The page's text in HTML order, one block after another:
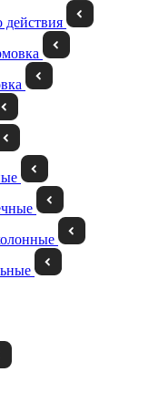
действия